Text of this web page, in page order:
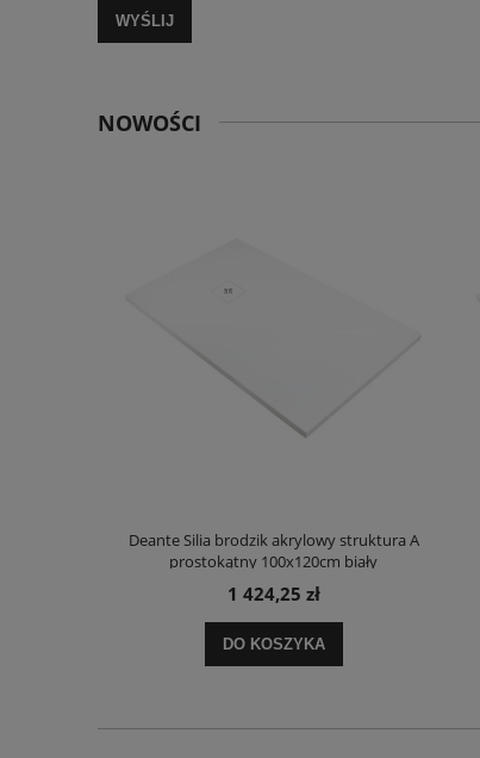
WYŚLIJ
NOWOŚCI
Deante Silia brodzik akrylowy struktura A
prostokątny 100x120cm biały
1 424,25 zł
DO KOSZYKA